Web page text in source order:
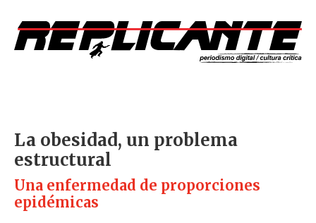
La obesidad, un problema
estructural
Una enfermedad de proporciones
epidémicas